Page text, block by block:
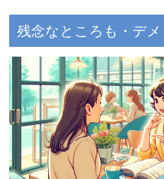
残念なところも・デメ